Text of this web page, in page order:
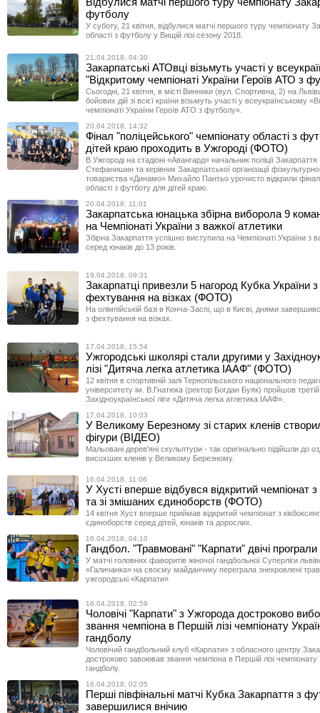
футболу
У суботу, 21 квітня, відбулися матчі першого туру чемпіонату
області з футболу у Вищій лізі сезону 2018.
21.04.2018, 04:30
Закарпатські АТОвці візьмуть участі у
"Відкритому чемпіонаті України Героїв АТО з
Сьогодні, 21 квітня, в місті Винники (вул. Спортивна, 2) на
бойових дій зі всієї країни візьмуть участі у всеукраїнському
чемпіонаті України Героїв АТО з футболу».
20.04.2018, 14:32
Фінал "поліцейського" чемпіонату області з
дітей краю проходить в Ужгороді (ФОТО)
В Ужгороді на стадіоні «Авангард» начальник поліції
Стефанишин та керівник Закарпатської організації
товариства «Динамо» Михайло Пантьо урочисто відкрили
області з футботу для дітей краю.
20.04.2018, 11:01
Закарпатська юнацька збірна виборола 9
на Чемпіонаті України з важкої атлетики
Збірна Закарпаття успішно виступила на Чемпіонаті України з
серед юнаків до 13 років.
19.04.2018, 09:31
Закарпатці привезли 5 нагород Кубка України з
фехтування на візках (ФОТО)
На олімпійській базі в Конча-Заспі, що в Києві, днями
з фехтування на візках.
17.04.2018, 15:54
Ужгородські школярі стали другими у
лізі "Дитяча легка атлетика ІААФ" (ФОТО)
12 квітня в спортивній залі Тернопільського національного
університету ім. В.Гнатюка (ректор Богдан Буяк) пройшов
Західноукраїнської ліги «Дитяча легка атлетика ІААФ».
17.04.2018, 10:03
У Великому Березному зі старих кленів
фігури (ВІДЕО)
Мальовані дерев'яні скульптури - так оригінально підійшли до
висохших кленів у Великому Березному.
16.04.2018, 11:06
У Хусті вперше відбувся відкритий чемпіонат з
та зі змішаних єдиноборств (ФОТО)
14 квітня Хуст вперше приймав відкритий чемпіонат з
єдиноборств серед дітей, юнаків та дорослих.
16.04.2018, 04:10
Гандбол. "Травмовані" "Карпати" двічі програли
У матчі головних фаворитів жіночої гандбольної Суперліги
«Галичанка» на своєму майданчику переграла знекровлені
ужгородські «Карпати»
16.04.2018, 02:59
Чоловічі "Карпати" з Ужгорода достроково
звання чемпіона в Першій лізі чемпіонату
гандболу
Чоловічий гандбольний клуб «Карпати» з обласного центру
достроково завоював звання чемпіона в Першій лізі чемпіонату
гандболу.
16.04.2018, 02:05
Перші півфінальні матчі Кубка Закарпаття з
завершилися внічию